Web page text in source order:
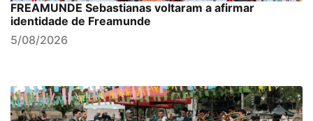
FREAMUNDE Sebastianas voltaram a afirmar
identidade de Freamunde
5/08/2026